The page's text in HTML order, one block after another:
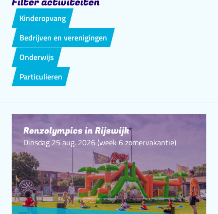
Kinderopvang
Bedrijven en verenigingen
Onderwijs
Particulieren
Renzolympics in Rijswijk
Dinsdag 25 aug. 2026 (week 6 zomervakantie)